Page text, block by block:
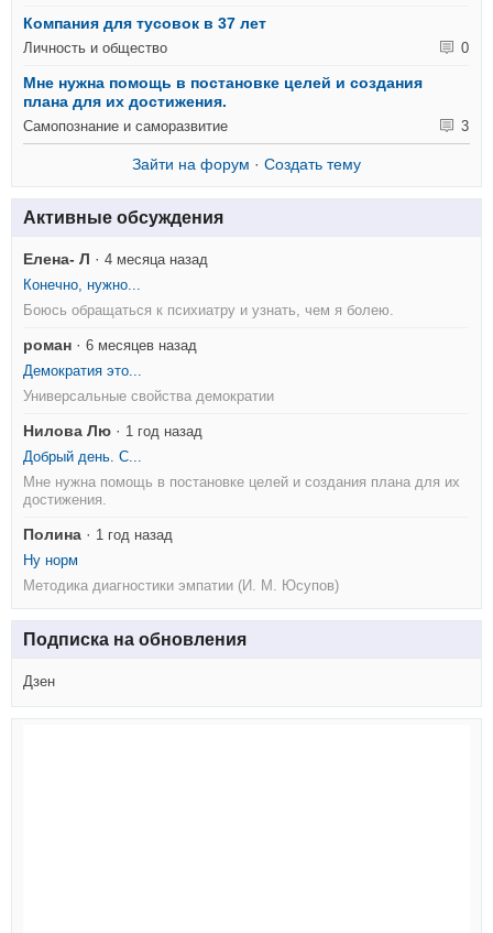
Компания для тусовок в 37 лет
Личность и общество 0
Мне нужна помощь в постановке целей и создания
плана для их достижения.
Самопознание и саморазвитие 3
Зайти на форум · Создать тему
Активные обсуждения
Елена- Л ·4 месяца назад
Конечно, нужно...
Боюсь обращаться к психиатру и узнать, чем я болею.
роман ·6 месяцев назад
Демократия это...
Универсальные свойства демократии
Нилова Лю · 1 год назад
Добрый день. С...
Мне нужна помощь в постановке целей и создания плана для их
достижения.
Полина · 1 год назад
Ну норм
Методика диагностики эмпатии (И. М. Юсупов)
Подписка на обновления
Дзен